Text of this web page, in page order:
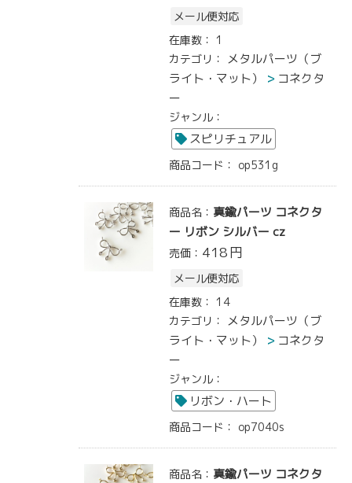
メール便対応
在庫数： 1
カテゴリ： メタルパーツ（ブ
ライト・マット）
コネクタ
ー
ジャンル：
スピリチュアル
商品コード： op531g
商品名： 真鍮パーツ コネクタ
ー リボン シルバー cz
売価： 418円
メール便対応
在庫数： 14
カテゴリ： メタルパーツ（ブ
ライト・マット）
コネクタ
ー
ジャンル：
リボン・ハート
商品コード： op7040s
商品名： 真鍮パーツ コネクタ